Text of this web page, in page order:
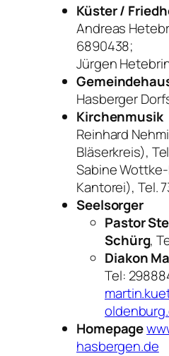
Küster /
Andreas
6890438;
Jürgen
Hasberger
Kirchenmusik
Reinhard
Bläserkreis),
Sabine
Kantorei), Tel.
Seelsorger
Pastor
Schürg,
Diakon
Tel:
Homepage
hasbergen.de